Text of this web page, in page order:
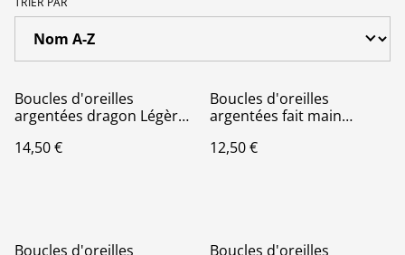
Boucles d'oreilles
argentées dragon Légères
14,50 €
Boucles d'oreilles
argentées fait main
Hypoallergénique
12,50 €
Boucles d'oreilles
Boucles d'oreilles